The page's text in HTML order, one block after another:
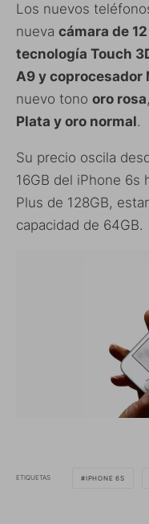
Los nuevos
nueva cámara de
tecnología Touch
A9 y coprocesador
nuevo tono oro rosa
Plata y oro normal.
Su precio oscila
16GB del iPhone 6s
Plus de 128GB,
capacidad de 64GB.
ETIQUETAS IPHONE 6S